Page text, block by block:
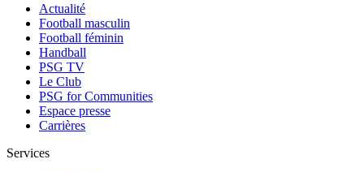
Actualité
Football masculin
Football féminin
Handball
PSG TV
Le Club
PSG for Communities
Espace presse
Carrières
Services